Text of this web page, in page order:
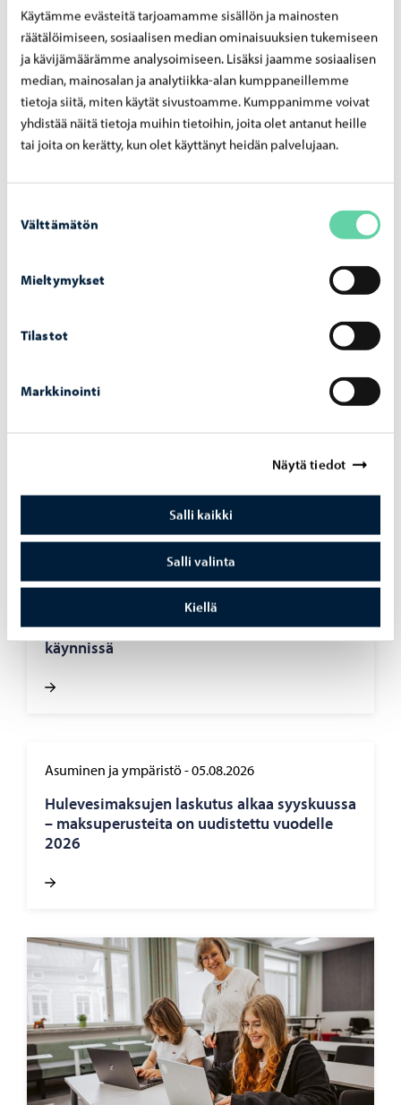
Käytämme evästeitä tarjoamamme sisällön ja mainosten
räätälöimiseen, sosiaalisen median ominaisuuksien tukemiseen
ja kävijämäärämme analysoimiseen. Lisäksi jaamme sosiaalisen
median, mainosalan ja analytiikka-alan kumppaneillemme
tietoja siitä, miten käytät sivustoamme. Kumppanimme voivat
yhdistää näitä tietoja muihin tietoihin, joita olet antanut heille
tai joita on kerätty, kun olet käyttänyt heidän palvelujaan.
valinta
Välttämätön
Mieltymykset
Tilastot
Markkinointi
Näytä tiedot
Salli kaikki
Salli valinta
Kiellä
Siiteri Sari, varhaiskasvatuksen opettaja
Von Schoultz Fredrick, biträdande stadsdirektör
Wahren Anna, lektor
Öhberg Johan, rektor
Öhman Minna, kehittämispäällikkö
julkisuuteen.
na muo­to­na yl­lä­pi­to­kump­pa­nuus
Haku Lin­nan­kos­ken lu­kion ai­kuis­lin­jal­le on
käyn­nis­sä
Asuminen ja ympäristö-05.08.2026
Hu­le­ve­si­mak­su­jen las­ku­tus alkaa syys­kuus­sa
– mak­su­pe­rus­tei­ta on uu­dis­tet­tu vuo­del­le
2026